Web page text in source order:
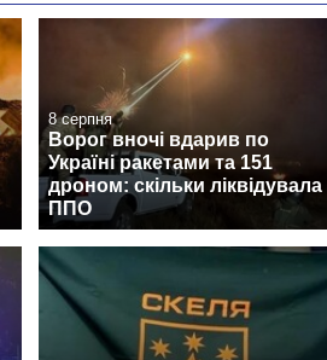
8 серпня
Ворог вночі вдарив по
Україні ракетами та 151
дроном: скільки ліквідувала
ППО